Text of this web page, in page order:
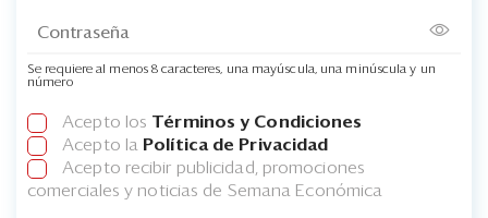
Se requiere al menos 8 caracteres, una mayúscula, una minúscula y un
número
Acepto los Términos y Condiciones
Acepto la Política de Privacidad
Acepto recibir publicidad, promociones
comerciales y noticias de Semana Económica